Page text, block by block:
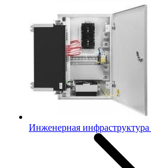
Инженерная инфраструктура